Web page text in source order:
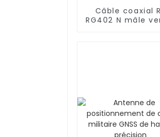
Câble coaxial
RG402 N mâle